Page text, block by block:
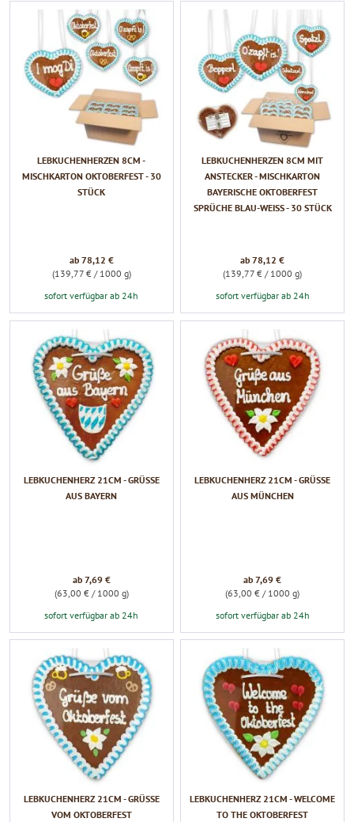
LEBKUCHENHERZEN 8CM -
MISCHKARTON OKTOBERFEST - 30
STÜCK
ab 78,12 €
(139,77 € / 1000 g)
sofort verfügbar ab 24h
LEBKUCHENHERZEN 8CM MIT
ANSTECKER - MISCHKARTON
BAYERISCHE OKTOBERFEST
SPRÜCHE BLAU-WEISS - 30 STÜCK
ab 78,12 €
(139,77 € / 1000 g)
sofort verfügbar ab 24h
LEBKUCHENHERZ 21CM - GRÜSSE A
US BAYERN
ab 7,69 €
(63,00 € / 1000 g)
sofort verfügbar ab 24h
LEBKUCHENHERZ 21CM - GRÜSSE A
US MÜNCHEN
ab 7,69 €
(63,00 € / 1000 g)
sofort verfügbar ab 24h
LEBKUCHENHERZ 21CM - GRÜSSE V
OM OKTOBERFEST
LEBKUCHENHERZ 21CM - WELCOME
TO THE OKTOBERFEST